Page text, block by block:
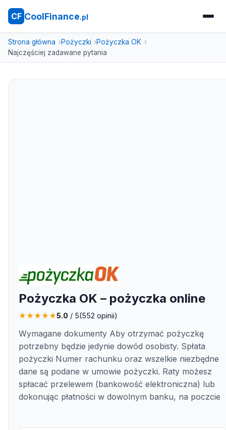
CF CoolFinance.pl
Strona główna Pożyczki
Pożyczka OK
Najczęściej zadawane pytania
Pożyczka OK – pożyczka online
★★★★★5.0 / 5(552 opinii)
Wymagane dokumenty Aby otrzymać pożyczkę
potrzebny będzie jedynie dowód osobisty. Spłata
pożyczki Numer rachunku oraz wszelkie niezbędne
dane są podane w umowie pożyczki. Raty możesz
spłacać przelewem (bankowość elektroniczna) lub
dokonując płatności w dowolnym banku, na poczcie